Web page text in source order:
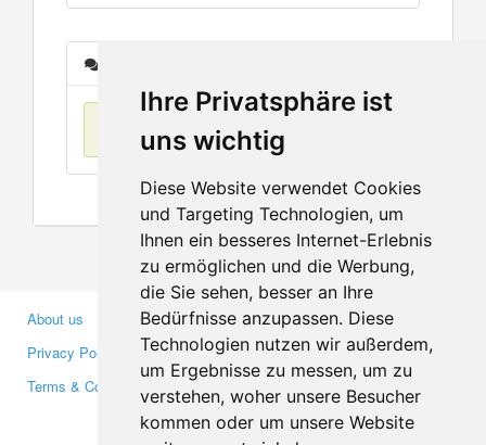
Ihre Privatsphäre ist
uns wichtig
Diese Website verwendet Cookies
und Targeting Technologien, um
Ihnen ein besseres Internet-Erlebnis
zu ermöglichen und die Werbung,
die Sie sehen, besser an Ihre
Bedürfnisse anzupassen. Diese
Technologien nutzen wir außerdem,
um Ergebnisse zu messen, um zu
verstehen, woher unsere Besucher
kommen oder um unsere Website
No items found
About us
Privacy Policy
Terms & Conditions
Business Partners
Investors
Media